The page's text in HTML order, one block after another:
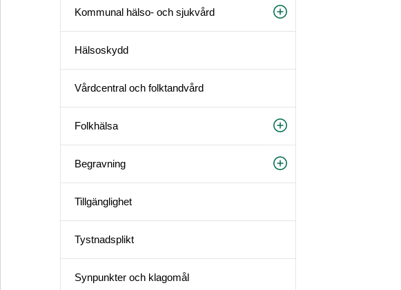
Kommunal hälso- och sjukvård
Hälsoskydd
Vårdcentral och folktandvård
Folkhälsa
Begravning
Tillgänglighet
Tystnadsplikt
Synpunkter och klagomål